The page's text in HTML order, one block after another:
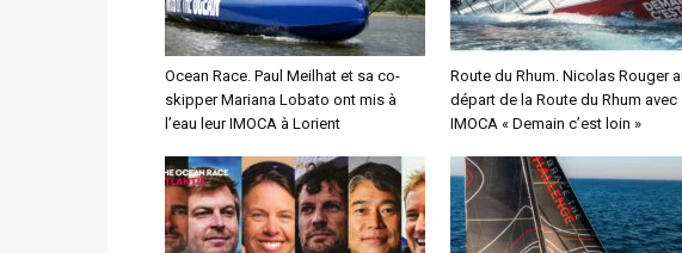
Ocean Race. Paul Meilhat et sa co-
skipper Mariana Lobato ont mis à
l’eau leur IMOCA à Lorient
Route du Rhum. Nicolas Rouger
départ de la Route du Rhum avec
IMOCA « Demain c’est loin »